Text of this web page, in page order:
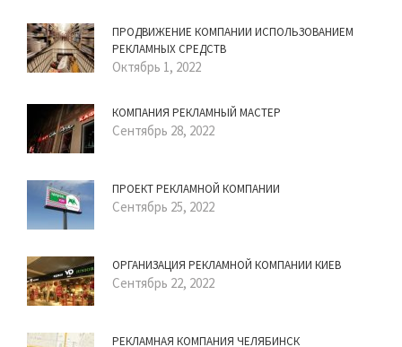
ПРОДВИЖЕНИЕ КОМПАНИИ ИСПОЛЬЗОВАНИЕМ
РЕКЛАМНЫХ СРЕДСТВ
Октябрь 1, 2022
КОМПАНИЯ РЕКЛАМНЫЙ МАСТЕР
Сентябрь 28, 2022
ПРОЕКТ РЕКЛАМНОЙ КОМПАНИИ
Сентябрь 25, 2022
ОРГАНИЗАЦИЯ РЕКЛАМНОЙ КОМПАНИИ КИЕВ
Сентябрь 22, 2022
РЕКЛАМНАЯ КОМПАНИЯ ЧЕЛЯБИНСК